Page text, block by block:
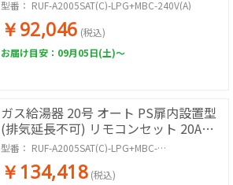
型番： RUF-A2005SAT(C)-LPG+MBC-240V(A)
￥92,046 (税込)
お届け目安：09月05日(土)～
ガス給湯器 20号 オート PS扉内設置型
(排気延長不可) リモコンセット 20A
LPG 取付工事セット
型番： RUF-A2005SAT(C)-LPG+MBC-
￥134,418 (税込)